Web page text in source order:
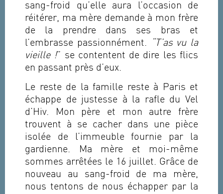
sang-froid qu’elle aura l’occasion de
réitérer, ma mère demande à mon frère
de la prendre dans ses bras et
l’embrasse passionnément.
“T’as vu la
vieille !” se contentent de dire les flics
en passant près d’eux.
Le reste de la famille reste à Paris et
échappe de justesse à la rafle du Vel
d’Hiv. Mon père et mon autre frère
trouvent à se cacher dans une pièce
isolée de l’immeuble fournie par la
gardienne. Ma mère et moi-même
sommes arrêtées le 16 juillet. Grâce de
nouveau au sang-froid de ma mère,
nous tentons de nous échapper par la